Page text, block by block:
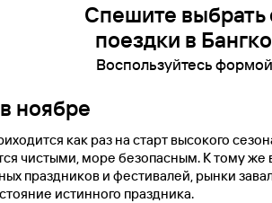
Спешите
поездки в
Воспользуйтесь
ноябре
как раз на старт высокого
чистыми, море безопасным. К тому же
праздников и фестивалей, рынки
истинного праздника.